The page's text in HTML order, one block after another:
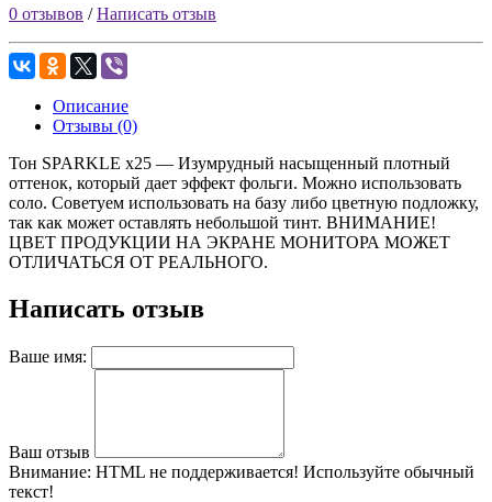
0 отзывов /Написать отзыв
Описание
Отзывы (0)
Тон SPARKLE x25 — Изумрудный насыщенный плотный
оттенок, который дает эффект фольги. Можно использовать
соло. Советуем использовать на базу либо цветную подложку,
так как может оставлять небольшой тинт. ВНИМАНИЕ!
ЦВЕТ ПРОДУКЦИИ НА ЭКРАНЕ МОНИТОРА МОЖЕТ
ОТЛИЧАТЬСЯ ОТ РЕАЛЬНОГО.
Написать отзыв
Ваше имя:
Ваш отзыв
Внимание: HTML не поддерживается! Используйте обычный
текст!